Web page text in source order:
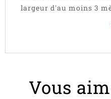
largeur d'au moins 3
Vous